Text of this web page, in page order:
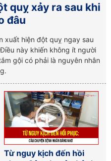
quỵ xảy ra sau khi
đâu
xuất hiện đột quỵ ngay sau
này khiến không ít người
gội có phải là nguyên nhân
Từ nguy kịch đến hồi